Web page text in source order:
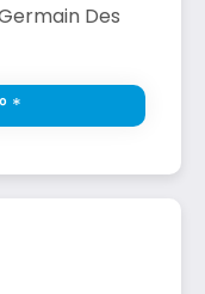
Des
*